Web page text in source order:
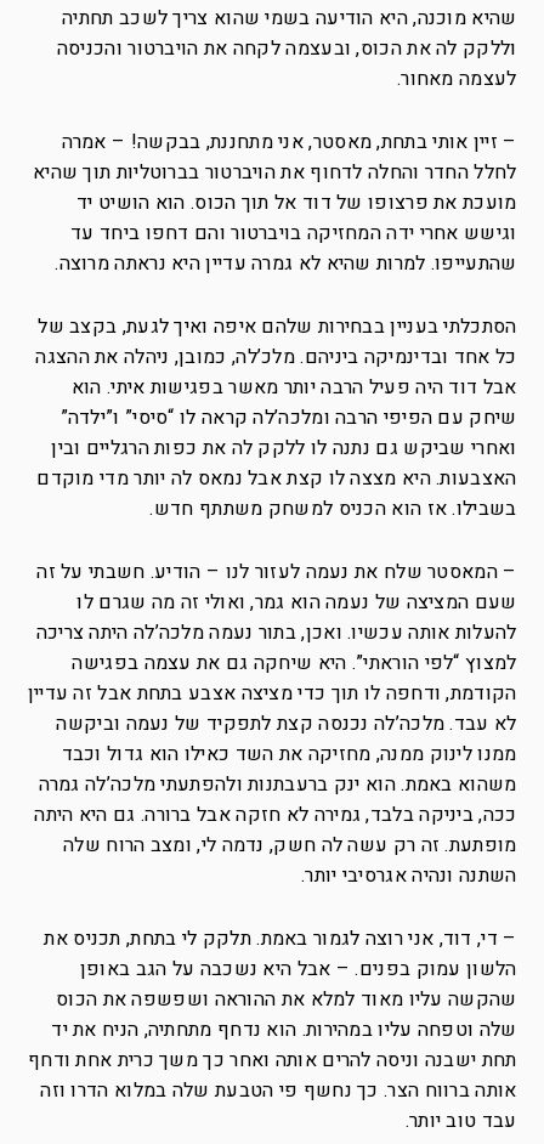
שהיא מוכנה, היא הודיעה בשמי שהוא צריך לשכב תחתיה
וללקק לה את הכוס, ובעצמה לקחה את הויברטור והכניסה
לעצמה מאחור.
– זיין אותי בתחת, מאסטר, אני מתחננת, בבקשה! – אמרה
לחלל החדר והחלה לדחוף את הויברטור בברוטליות תוך שהיא
מועכת את פרצופו של דוד אל תוך הכוס. הוא הושיט יד
וגישש אחרי ידה המחזיקה בויברטור והם דחפו ביחד עד
שהתעייפו. למרות שהיא לא גמרה עדיין היא נראתה מרוצה.
הסתכלתי בעניין בבחירות שלהם איפה ואיך לגעת, בקצב של
כל אחד ובדינמיקה ביניהם. מלכ’לה, כמובן, ניהלה את ההצגה
אבל דוד היה פעיל הרבה יותר מאשר בפגישות איתי. הוא
שיחק עם הפיפי הרבה ומלכה’לה קראה לו “סיסי” ו”ילדה”
ואחרי שביקש גם נתנה לו ללקק לה את כפות הרגליים ובין
האצבעות. היא מצצה לו קצת אבל נמאס לה יותר מדי מוקדם
בשבילו. אז הוא הכניס למשחק משתתף חדש.
– המאסטר שלח את נעמה לעזור לנו – הודיע. חשבתי על זה
שעם המציצה של נעמה הוא גמר, ואולי זה מה שגרם לו
להעלות אותה עכשיו. ואכן, בתור נעמה מלכה’לה היתה צריכה
למצוץ “לפי הוראתי”. היא שיחקה גם את עצמה בפגישה
הקודמת, ודחפה לו תוך כדי מציצה אצבע בתחת אבל זה עדיין
לא עבד. מלכה’לה נכנסה קצת לתפקיד של נעמה וביקשה
ממנו לינוק ממנה, מחזיקה את השד כאילו הוא גדול וכבד
משהוא באמת. הוא ינק ברעבתנות ולהפתעתי מלכה’לה גמרה
ככה, ביניקה בלבד, גמירה לא חזקה אבל ברורה. גם היא היתה
מופתעת. זה רק עשה לה חשק, נדמה לי, ומצב הרוח שלה
השתנה ונהיה אגרסיבי יותר.
– די, דוד, אני רוצה לגמור באמת. תלקק לי בתחת, תכניס את
הלשון עמוק בפנים. – אבל היא נשכבה על הגב באופן
שהקשה עליו מאוד למלא את ההוראה ושפשפה את הכוס
שלה וטפחה עליו במהירות. הוא נדחף מתחתיה, הניח את יד
תחת ישבנה וניסה להרים אותה ואחר כך משך כרית אחת ודחף
אותה ברווח הצר. כך נחשף פי הטבעת שלה במלוא הדרו וזה
עבד טוב יותר.